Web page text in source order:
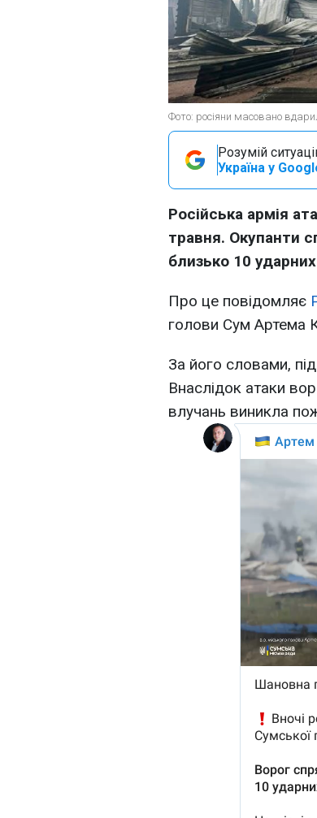
Фото: росіяни масовано
Розумій
Україна у
Російська армія
травня. Окупанти
близько 10
Про це повідомляє
голови Сум Артема
За його словами,
Внаслідок атаки
влучань виникла